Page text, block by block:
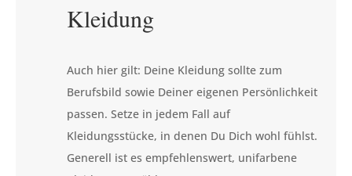
Kleidung
Auch hier gilt: Deine Kleidung sollte zum
Berufsbild sowie Deiner eigenen Persönlichkeit
passen. Setze in jedem Fall auf
Kleidungsstücke, in denen Du Dich wohl fühlst.
Generell ist es empfehlenswert, unifarbene